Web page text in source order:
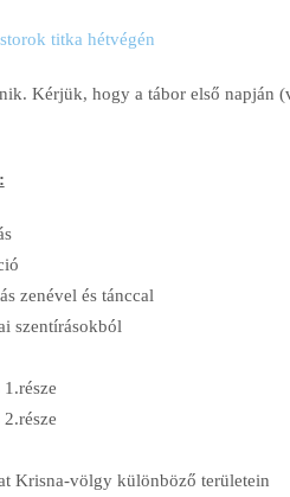
titka hétvégén
Kérjük, hogy a tábor első napján
zenével és tánccal
szentírásokból
Krisna-völgy különböző területein